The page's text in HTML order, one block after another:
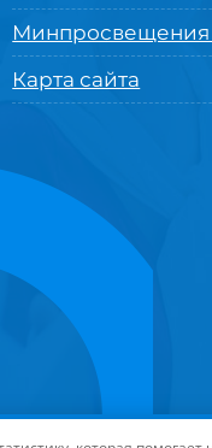
Карта сайта